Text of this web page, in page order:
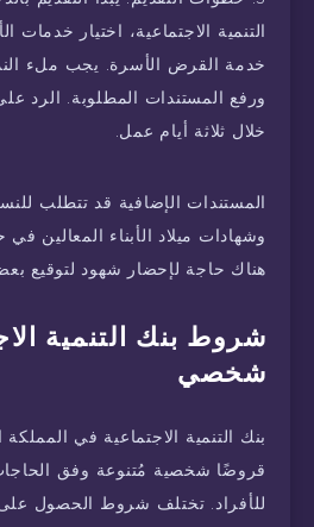
التنمية الاجتماعية، اختيار خدمات
خدمة القرض الأسرة. يجب ملء
ورفع المستندات المطلوبة. الرد
خلال ثلاثة أيام عمل.
المستندات الإضافية قد تتطلب
وشهادات ميلاد الأبناء المعالين
هناك حاجة لإحضار شهود لتوقيع
شروط بنك التنمية
شخصي
بنك التنمية الاجتماعية في
قروضًا شخصية مُتنوعة وفق
للأفراد. تختلف شروط الحصول